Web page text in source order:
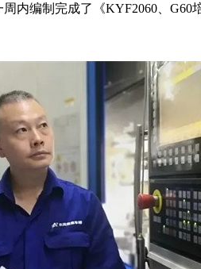
内编制完成了《KYF2060、